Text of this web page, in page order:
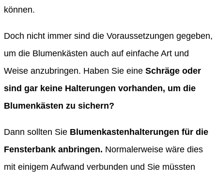
können.
Doch nicht immer sind die Voraussetzungen gegeben,
um die Blumenkästen auch auf einfache Art und
Weise anzubringen. Haben Sie eine Schräge oder
sind gar keine Halterungen vorhanden, um die
Blumenkästen zu sichern?
Dann sollten Sie Blumenkastenhalterungen für die
Fensterbank anbringen. Normalerweise wäre dies
mit einigem Aufwand verbunden und Sie müssten